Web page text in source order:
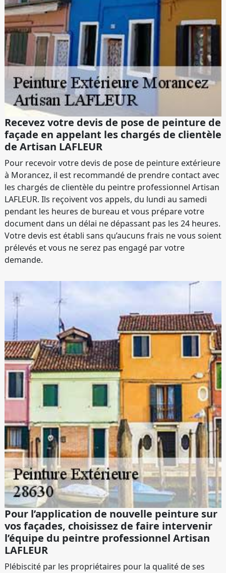
Recevez votre devis de pose de peinture de
façade en appelant les chargés de clientèle
de Artisan LAFLEUR
Pour recevoir votre devis de pose de peinture extérieure
à Morancez, il est recommandé de prendre contact avec
les chargés de clientèle du peintre professionnel Artisan
LAFLEUR. Ils reçoivent vos appels, du lundi au samedi
pendant les heures de bureau et vous prépare votre
document dans un délai ne dépassant pas les 24 heures.
Votre devis est établi sans qu’aucuns frais ne vous soient
prélevés et vous ne serez pas engagé par votre
demande.
Pour l’application de nouvelle peinture sur
vos façades, choisissez de faire intervenir
l’équipe du peintre professionnel Artisan
LAFLEUR
Plébiscité par les propriétaires pour la qualité de ses